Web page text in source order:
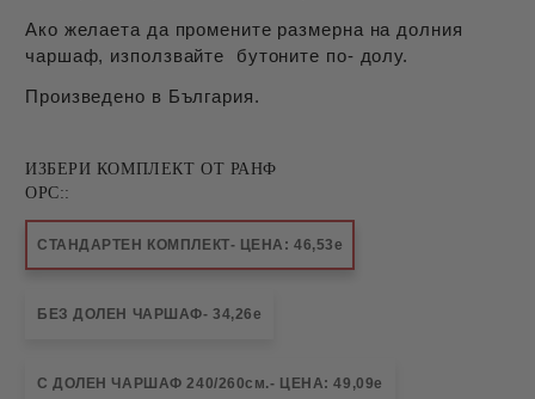
Ако желаета да промените размерна на долния
чаршаф, използвайте бутоните по- долу.
Произведено в България.
ИЗБЕРИ КОМПЛЕКТ ОТ РАНФ
ОРС::
СТАНДАРТЕН КОМПЛЕКТ- ЦЕНА: 46,53е
БЕЗ ДОЛЕН ЧАРШАФ- 34,26е
С ДОЛЕН ЧАРШАФ 240/260см.- ЦЕНА: 49,09е